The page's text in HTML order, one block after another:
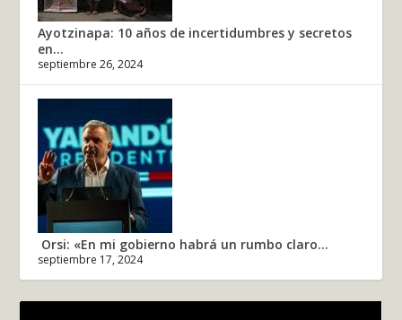
Ayotzinapa: 10 años de incertidumbres y secretos
en...
septiembre 26, 2024
Orsi: «En mi gobierno habrá un rumbo claro...
septiembre 17, 2024